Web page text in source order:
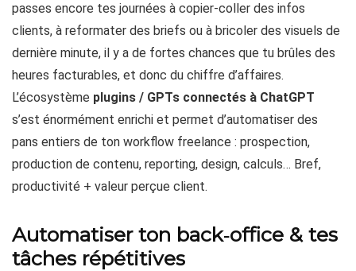
passes encore tes journées à copier-coller des infos
clients, à reformater des briefs ou à bricoler des visuels de
dernière minute, il y a de fortes chances que tu brûles des
heures facturables, et donc du chiffre d’affaires.
L’écosystème plugins / GPTs connectés à ChatGPT
s’est énormément enrichi et permet d’automatiser des
pans entiers de ton workflow freelance : prospection,
production de contenu, reporting, design, calculs… Bref,
productivité + valeur perçue client.
Automatiser ton back‑office & tes
tâches répétitives